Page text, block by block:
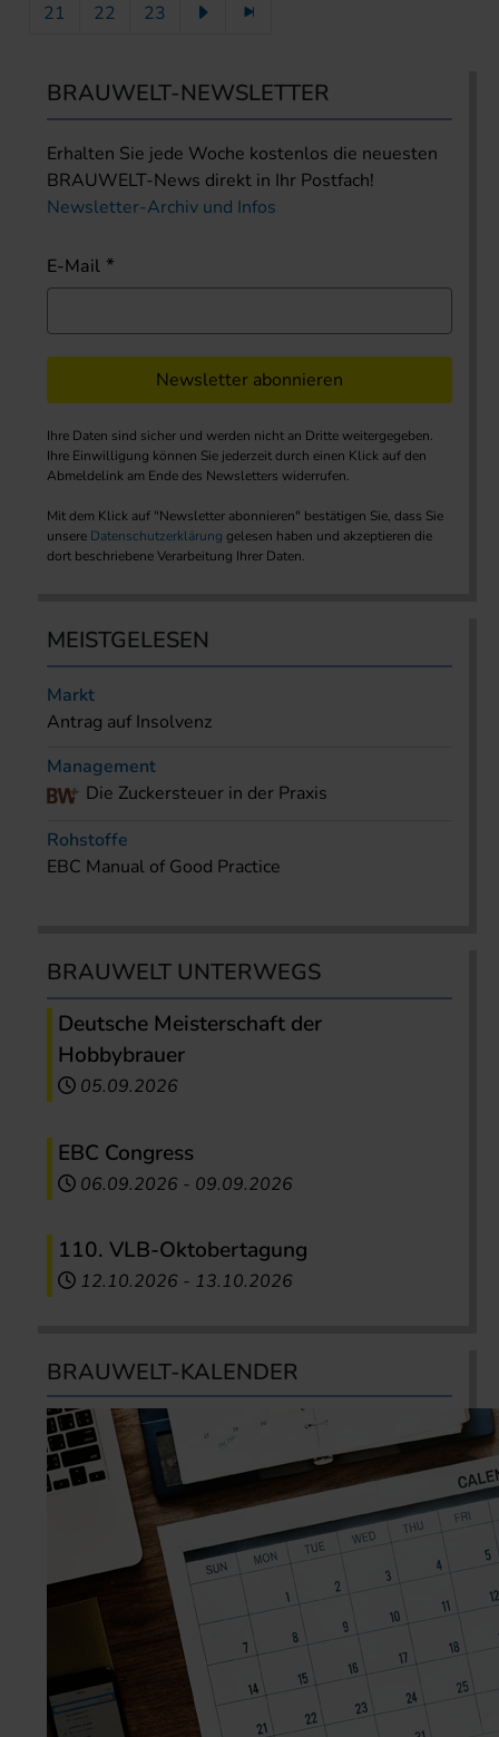
21 22 23
BRAUWELT-NEWSLETTER
Erhalten Sie jede Woche kostenlos die neuesten
BRAUWELT-News direkt in Ihr Postfach!
Newsletter-Archiv und Infos
E-Mail
Newsletter abonnieren
Ihre Daten sind sicher und werden nicht an Dritte weitergegeben.
Ihre Einwilligung können Sie jederzeit durch einen Klick auf den
Abmeldelink am Ende des Newsletters widerrufen.
Mit dem Klick auf "Newsletter abonnieren" bestätigen Sie, dass Sie
unsere Datenschutzerklärung gelesen haben und akzeptieren die
dort beschriebene Verarbeitung Ihrer Daten.
MEISTGELESEN
Markt
Antrag auf Insolvenz
Management
Die Zuckersteuer in der Praxis
Rohstoffe
EBC Manual of Good Practice
BRAUWELT UNTERWEGS
Deutsche Meisterschaft der
Hobbybrauer
05.09.2026
EBC Congress
06.09.2026 - 09.09.2026
110. VLB-Oktobertagung
12.10.2026 - 13.10.2026
BRAUWELT-KALENDER